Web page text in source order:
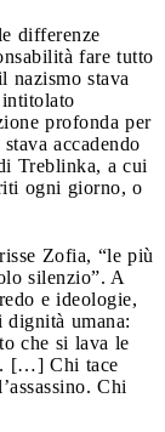
differenze
fare tutto
nazismo stava
intitolato
profonda per
accadendo
Treblinka, a cui
ogni giorno, o
Zofia, “le più
silenzio”. A
e ideologie,
dignità umana:
che si lava le
[…] Chi tace
Chi